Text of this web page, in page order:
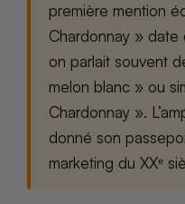
première mention
Chardonnay » date
on parlait souvent
melon blanc » ou
Chardonnay ».
donné son
marketing du XXᵉ